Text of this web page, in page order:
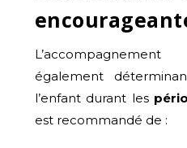
également
l’enfant durant les
est recommandé de :